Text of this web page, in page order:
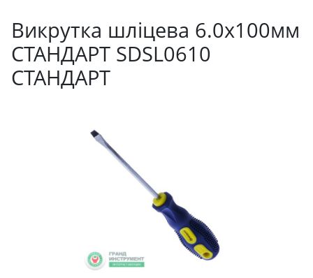
Викрутка шліцева 6.0х100мм
СТАНДАРТ SDSL0610
СТАНДАРТ